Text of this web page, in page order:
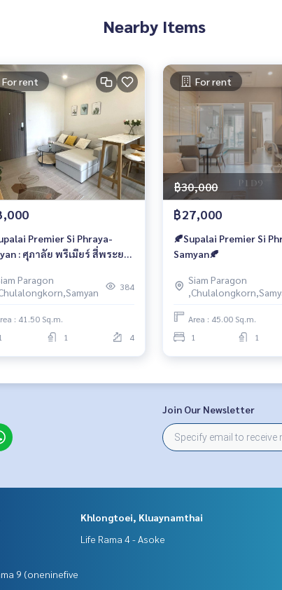
งสรรพสินค้า #คอนโดใกล้รพ. #คอนโดหรู #คอนโดติดMRT
ระยาสามย่าน
Nearby Items
For rent
Premier Si Phraya-
: ศุภาลัย พรีเมียร์ สี่พระยา-
Paragon
384
: 41.50 Sq.m.
1 4
For rent
฿30,000
฿27,000
🍂Supalai Premier Si
Samyan🍂
Siam Paragon
Area : 45.00 Sq.m.
1
1
Join Our Newsletter
9 (oneninefive
Khlongtoei, Kluaynamthai
Life Rama 4 - Asoke